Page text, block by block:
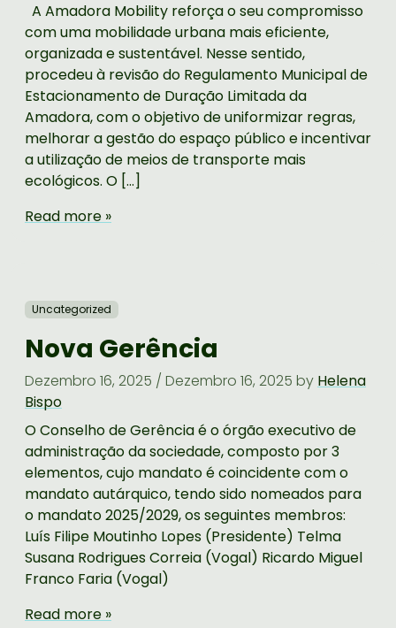
A Amadora Mobility reforça o seu compromisso
com uma mobilidade urbana mais eficiente,
organizada e sustentável. Nesse sentido,
procedeu à revisão do Regulamento Municipal de
Estacionamento de Duração Limitada da
Amadora, com o objetivo de uniformizar regras,
melhorar a gestão do espaço público e incentivar
a utilização de meios de transporte mais
ecológicos. O […]
Read more »
Uncategorized
Nova Gerência
Dezembro 16, 2025 / Dezembro 16, 2025 by Helena
Bispo
O Conselho de Gerência é o órgão executivo de
administração da sociedade, composto por 3
elementos, cujo mandato é coincidente com o
mandato autárquico, tendo sido nomeados para
o mandato 2025/2029, os seguintes membros:
Luís Filipe Moutinho Lopes (Presidente) Telma
Susana Rodrigues Correia (Vogal) Ricardo Miguel
Franco Faria (Vogal)
Read more »